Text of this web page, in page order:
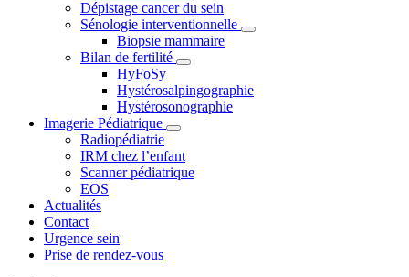
Dépistage cancer du sein
Sénologie interventionnelle
Biopsie mammaire
Bilan de fertilité
HyFoSy
Hystérosalpingographie
Hystérosonographie
Imagerie Pédiatrique
Radiopédiatrie
IRM chez l’enfant
Scanner pédiatrique
EOS
Actualités
Contact
Urgence sein
Prise de rendez-vous